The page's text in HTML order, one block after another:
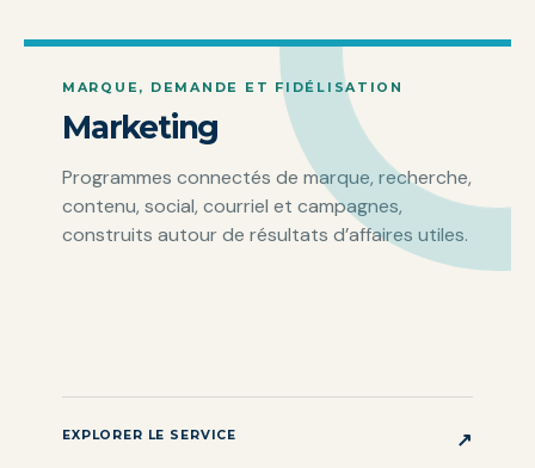
MARQUE, DEMANDE ET FIDÉLISATION
Marketing
Programmes connectés de marque, recherche,
contenu, social, courriel et campagnes,
construits autour de résultats d’affaires utiles.
EXPLORER LE SERVICE ↗